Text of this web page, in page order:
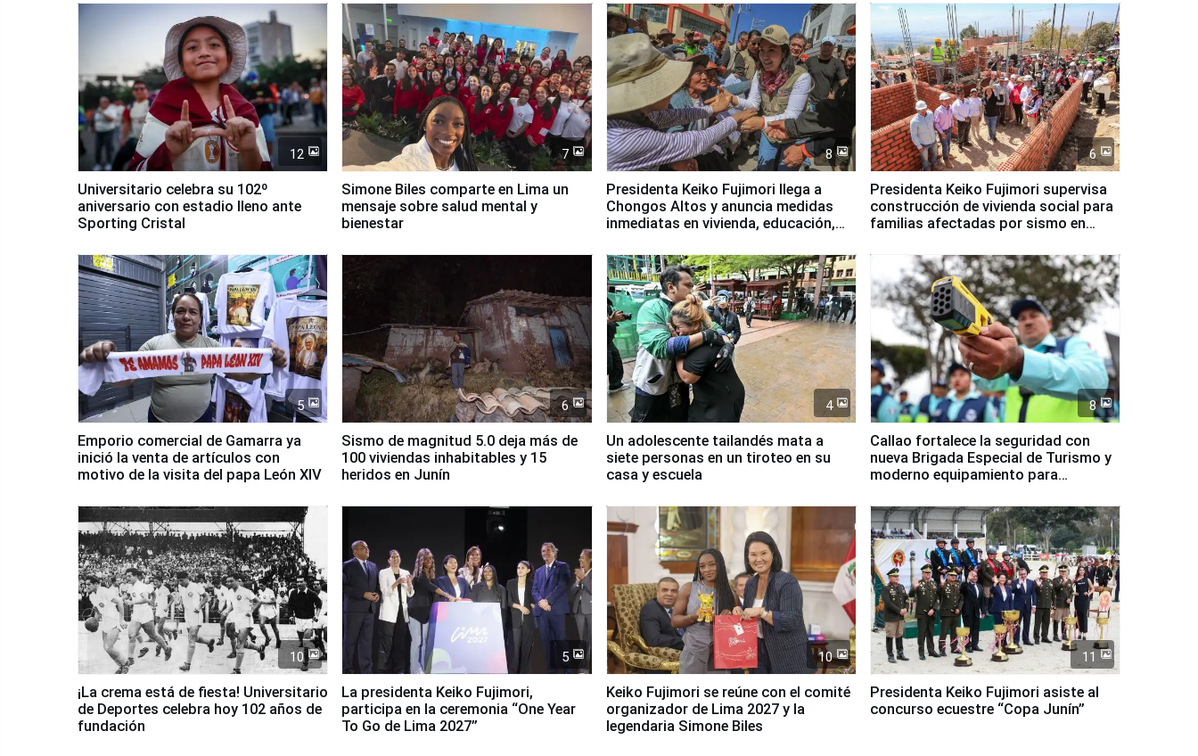
12
Universitario celebra su 102º
aniversario con estadio lleno ante
Sporting Cristal
7
Simone Biles comparte en Lima un
mensaje sobre salud mental y
bienestar
8
Presidenta Keiko Fujimori llega a
Chongos Altos y anuncia medidas
inmediatas en vivienda, educación,
6
Presidenta Keiko Fujimori supervisa
construcción de vivienda social para
familias afectadas por sismo en
5
Emporio comercial de Gamarra ya
inició la venta de artículos con
motivo de la visita del papa León XIV
6
Sismo de magnitud 5.0 deja más de
100 viviendas inhabitables y 15
heridos en Junín
4
Un adolescente tailandés mata a
siete personas en un tiroteo en su
casa y escuela
8
Callao fortalece la seguridad con
nueva Brigada Especial de Turismo y
moderno equipamiento para
10
¡La crema está de fiesta! Universitario
de Deportes celebra hoy 102 años de
fundación
5
La presidenta Keiko Fujimori,
participa en la ceremonia “One Year
To Go de Lima 2027”
10
Keiko Fujimori se reúne con el comité
organizador de Lima 2027 y la
legendaria Simone Biles
11
Presidenta Keiko Fujimori asiste al
concurso ecuestre “Copa Junín”